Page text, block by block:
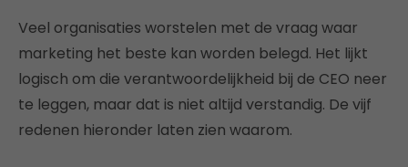
Veel organisaties worstelen met de vraag waar
marketing het beste kan worden belegd. Het lijkt
logisch om die verantwoordelijkheid bij de CEO neer
te leggen, maar dat is niet altijd verstandig. De vijf
redenen hieronder laten zien waarom.